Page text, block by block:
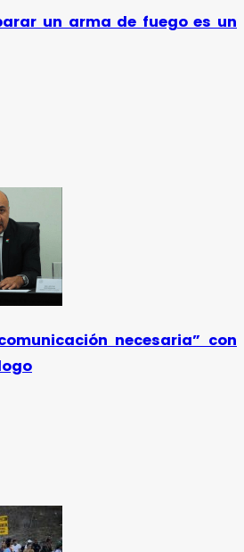
un arma de fuego es un
necesaria” con